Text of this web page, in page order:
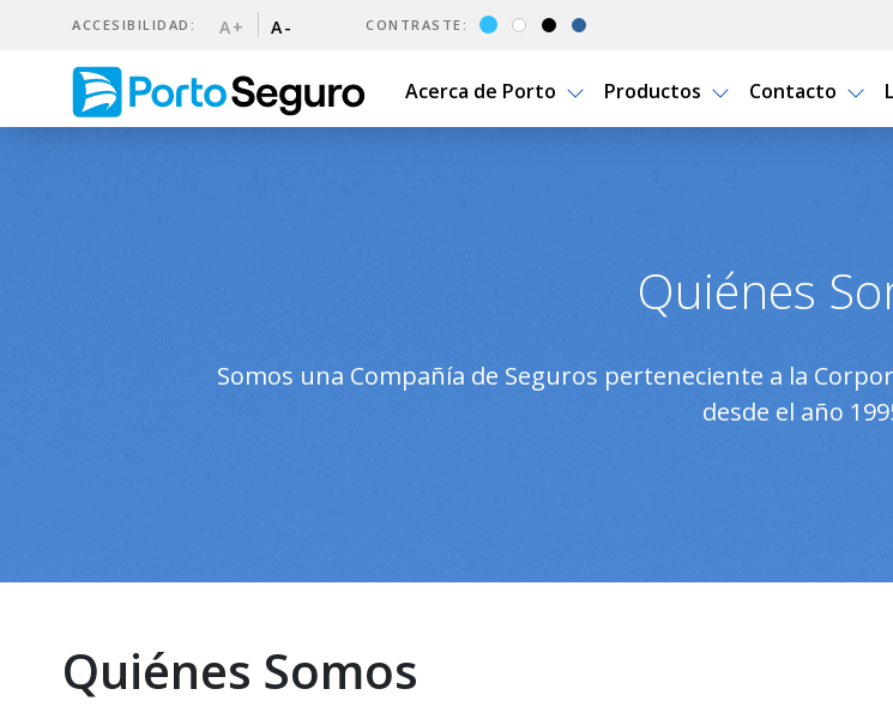
ACCESIBILIDAD: A+ A- CONTRASTE:
Acerca de Porto Productos Contacto
¿Quiénes somos? | Porto Seguro Uruguay
Quiénes
Somos una Compañía de Seguros perteneciente a la
desde el año
Quiénes Somos